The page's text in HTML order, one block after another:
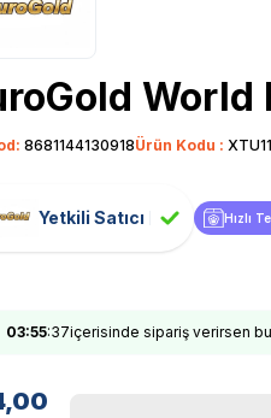
World
8681144130918Ürün Kodu :
Yetkili Satıcı Hızlı
03:55:36içerisinde sipariş verirsen